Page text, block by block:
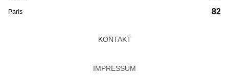
Paris
82
KONTAKT
IMPRESSUM